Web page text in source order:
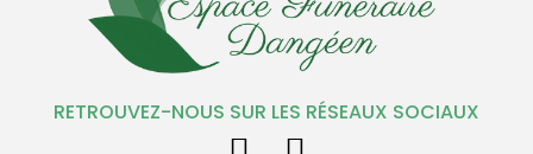
RETROUVEZ-NOUS SUR LES RÉSEAUX SOCIAUX